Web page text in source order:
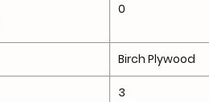
0
Birch Plywood
3